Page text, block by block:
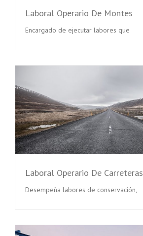
Laboral Operario De Montes
Encargado de ejecutar labores que
Laboral Operario De Carreteras
Desempeña labores de conservación,